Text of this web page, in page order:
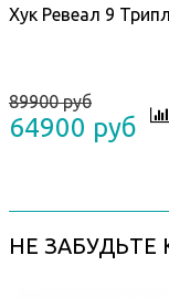
Хук Ревеал 9
89900 руб
64900 руб
НЕ ЗАБУДЬТЕ